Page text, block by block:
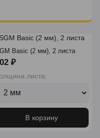
Basic (2 мм), 2 листа
₽
листа:
В корзину